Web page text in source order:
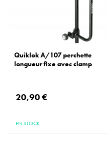
Quiklok A/107 perchette
longueur fixe avec clamp
20,90 €
EN STOCK